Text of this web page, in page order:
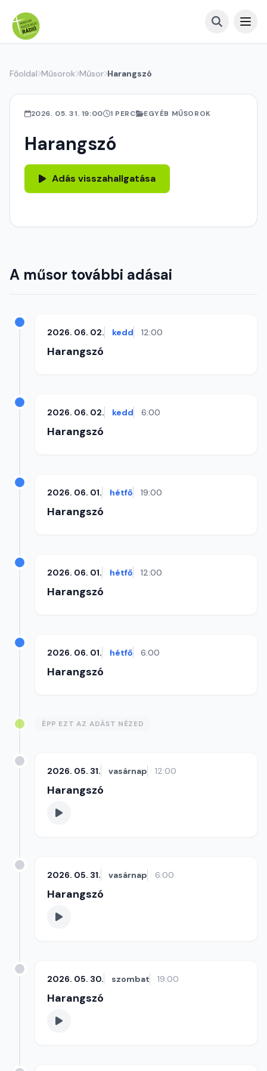
Főoldal Műsorok Műsor Harangszó
2026. 05. 31. 19:00 1 PERC EGYÉB MŰSOROK
Harangszó
Adás visszahallgatása
A műsor további adásai
2026. 06. 02. kedd 12:00
Harangszó
2026. 06. 02. kedd 6:00
Harangszó
2026. 06. 01. hétfő 19:00
Harangszó
2026. 06. 01. hétfő 12:00
Harangszó
2026. 06. 01. hétfő 6:00
Harangszó
ÉPP EZT AZ ADÁST NÉZED
2026. 05. 31. vasárnap 12:00
Harangszó
2026. 05. 31. vasárnap 6:00
Harangszó
2026. 05. 30. szombat 19:00
Harangszó